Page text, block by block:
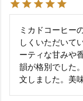
ミカドコーヒー
しくいただいて
ーティな甘みや
韻が格別でした
文しました。美